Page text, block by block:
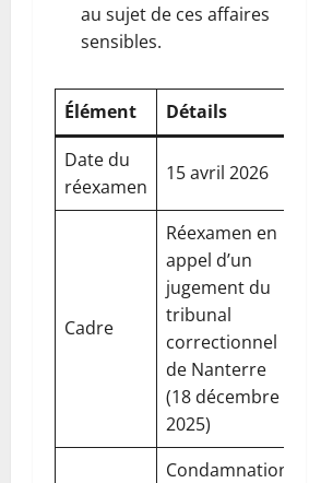
au sujet de ces affaires
sensibles.
Élément
Détails
Date du
réexamen
15 avril 2026
Cadre
Réexamen en
appel d’un
jugement du
tribunal
correctionnel
de Nanterre
(18 décembre
2025)
Condamnation